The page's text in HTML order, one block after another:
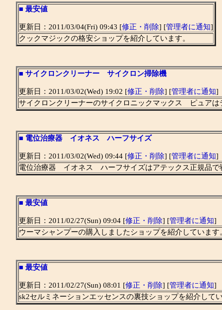
■ 最安値
更新日：2011/03/04(Fri) 09:43 [修正・削除] [管理者に通知]
クックマジックの格安ショップを紹介しています。
■ サイクロンクリーナー サイクロン掃除機
更新日：2011/03/02(Wed) 19:02 [修正・削除] [管理者に通知]
サイクロンクリーナーのサイクロニックマックス ピュア
■ 電位治療器 イオネス ハーフサイズ
更新日：2011/03/02(Wed) 09:44 [修正・削除] [管理者に通知]
電位治療器 イオネス ハーフサイズはアテックス正規品で
■ 最安値
更新日：2011/02/27(Sun) 09:04 [修正・削除] [管理者に通知]
ウーマシャンプーの購入しましたショップを紹介しています
■ 最安値
更新日：2011/02/27(Sun) 08:01 [修正・削除] [管理者に通知]
sk2セルミネーションエッセンスの裏技ショップを紹介して